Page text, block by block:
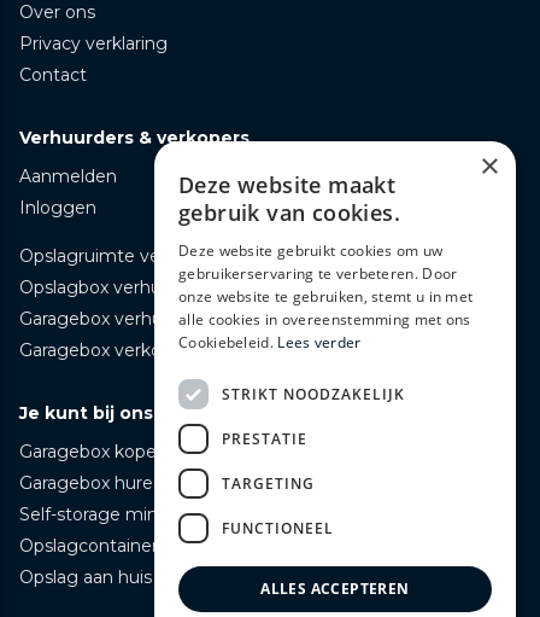
Over ons
Privacy verklaring
Contact
Verhuurders & verkopers
Aanmelden
Inloggen
Opslagruimte verhuren
Opslagbox verhuren
Garagebox verhuren
Garagebox verkopen
Je kunt bij ons terecht voor
Garagebox kopen
Garagebox huren
Self-storage mini opslag huren
Opslagcontainer huren
Opslag aan huis bezorgd huren
×
Deze website maakt
gebruik van cookies.
Deze website gebruikt cookies om uw
gebruikerservaring te verbeteren. Door
onze website te gebruiken, stemt u in met
alle cookies in overeenstemming met ons
Cookiebeleid. Lees verder
STRIKT NOODZAKELIJK
PRESTATIE
TARGETING
FUNCTIONEEL
ALLES ACCEPTEREN